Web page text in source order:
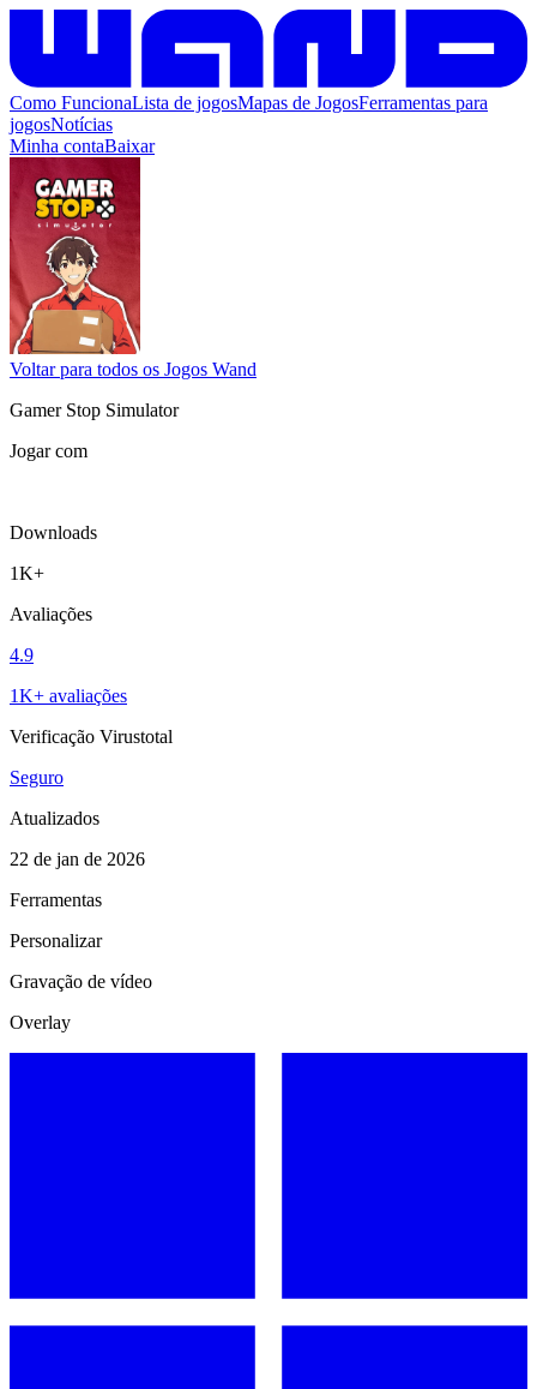
Como FuncionaLista de jogosMapas de JogosFerramentas para
jogosNotícias
Minha contaBaixar
Voltar para todos os Jogos Wand
Gamer Stop Simulator
Jogar com
Downloads
1K+
Avaliações
4.9
1K+ avaliações
Verificação Virustotal
Seguro
Atualizados
22 de jan de 2026
Ferramentas
Personalizar
Gravação de vídeo
Overlay